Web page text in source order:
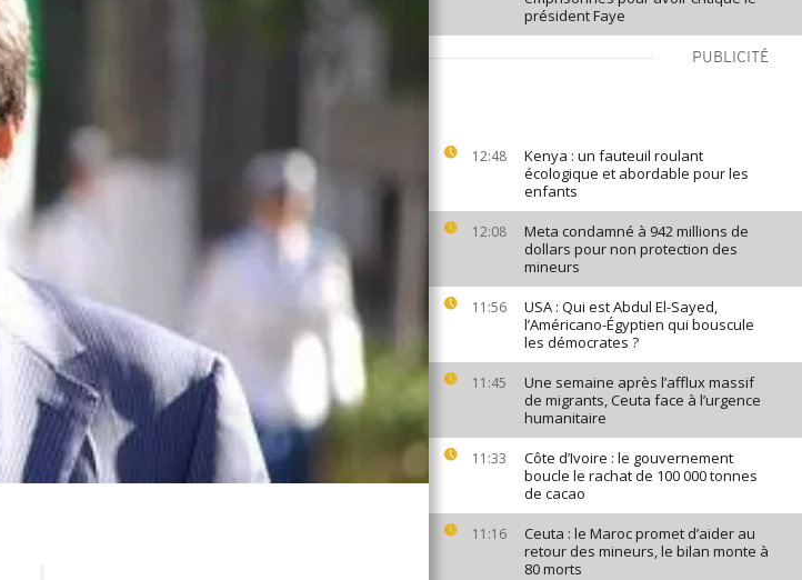
président Faye
PUBLICITÉ
12:48
Kenya : un fauteuil roulant
écologique et abordable pour les
enfants
12:08
Meta condamné à 942 millions de
dollars pour non protection des
mineurs
11:56
USA : Qui est Abdul El-Sayed,
l’Américano-Égyptien qui bouscule
les démocrates ?
11:45
Une semaine après l’afflux massif
de migrants, Ceuta face à l’urgence
humanitaire
11:33
Côte d’Ivoire : le gouvernement
boucle le rachat de 100 000 tonnes
de cacao
11:16
Ceuta : le Maroc promet d’aider au
retour des mineurs, le bilan monte à
80 morts